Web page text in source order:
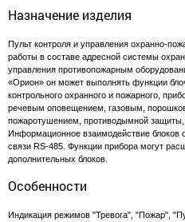
Назначение изделия
Пульт контроля и управления охранно-
работы в составе адресной системы
управления противопожарным
«Орион» он может выполнять функции
контрольного охранного и пожарного,
речевым оповещением, газовым,
пожаротушением, противодымной
Информационное взаимодействие блоков
связи RS-485. Функции прибора могут
дополнительных блоков.
Особенности
Индикация режимов "Тревога", "Пожар",